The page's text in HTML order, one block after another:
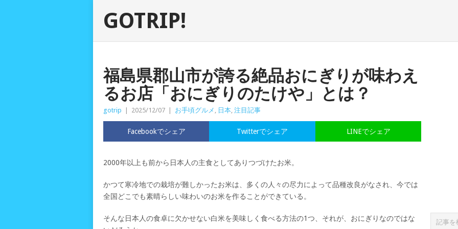
GOTRIP!
福島県郡山市が誇る絶品おにぎりが味わえ
るお店「おにぎりのたけや」とは？
gotrip 2025/12/07 お手頃グルメ , 日本, 注目記事
Facebookでシェア LINEでシェア
Twitterでシェア
2000年以上も前から日本人の主食としてありつづけたお米。
かつて寒冷地での栽培が難しかったお米は、多くの人々の尽力によって品種改良がなされ、今では
全国どこでも素晴らしい味わいのお米を作ることができている。
そんな日本人の食卓に欠かせない白米を美味しく食べる方法の1つ、それが、おにぎりなのではな